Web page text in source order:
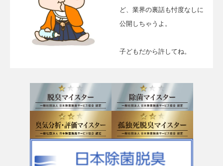
ど、業界の裏話も忖度なしに
公開しちゃうよ。
子どもだから許してね。